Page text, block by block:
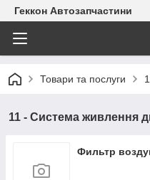
Геккон Автозапчастини
Товари та послуги
11 - Система живлення
Фильтр